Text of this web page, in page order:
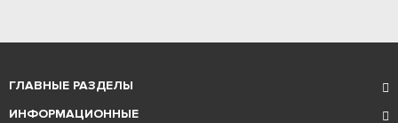
ГЛАВНЫЕ РАЗДЕЛЫ
ИНФОРМАЦИОННЫЕ